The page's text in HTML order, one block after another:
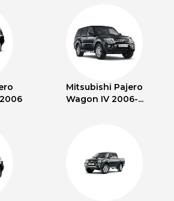
Mitsubishi Pajero
Wagon IV 2006-...